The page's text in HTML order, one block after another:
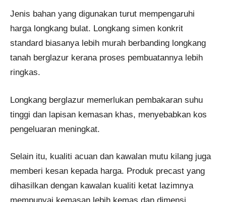
Jenis bahan yang digunakan turut mempengaruhi
harga longkang bulat. Longkang simen konkrit
standard biasanya lebih murah berbanding longkang
tanah berglazur kerana proses pembuatannya lebih
ringkas.
Longkang berglazur memerlukan pembakaran suhu
tinggi dan lapisan kemasan khas, menyebabkan kos
pengeluaran meningkat.
Selain itu, kualiti acuan dan kawalan mutu kilang juga
memberi kesan kepada harga. Produk precast yang
dihasilkan dengan kawalan kualiti ketat lazimnya